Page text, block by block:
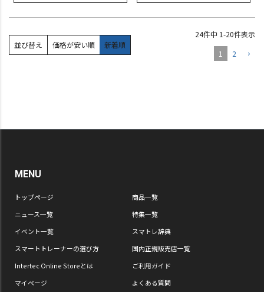
並び替え 価格が安い順 新着順
24件中 1-20件表示
1
2
MENU
トップページ
商品一覧
ニュース一覧
特集一覧
イベント一覧
スマトレ辞典
スマートトレーナーの選び方
国内正規販売店一覧
Intertec Online Storeとは
ご利用ガイド
マイページ
よくある質問